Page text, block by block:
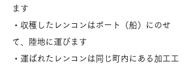
ます
・収穫したレンコンはボート（船）にのせ
て、陸地に運びます
・運ばれたレンコンは同じ町内にある加工工